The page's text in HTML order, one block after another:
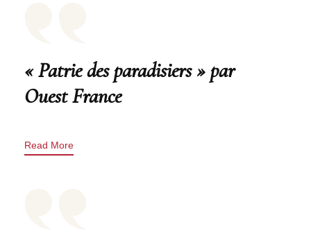
« Patrie des paradisiers » par
Ouest France
Read More